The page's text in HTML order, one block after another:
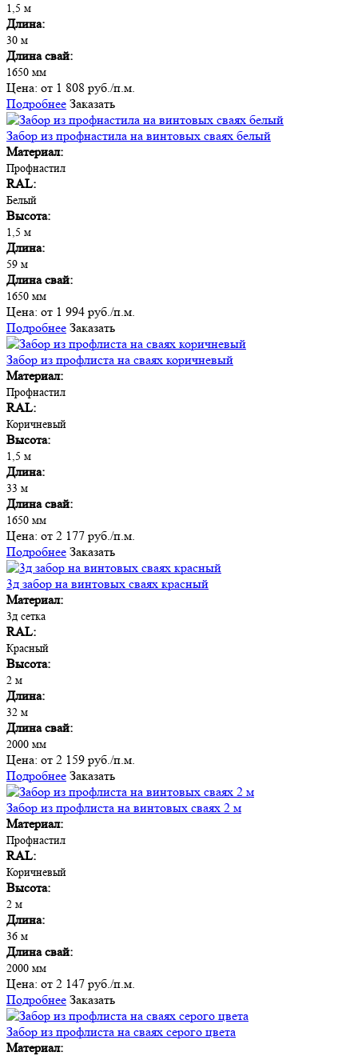
1,5 м
Длина:
30 м
Длина свай:
1650 мм
Цена: от 1 808 руб./п.м.
Подробнее Заказать
Забор из профнастила на винтовых сваях белый
Материал:
Профнастил
RAL:
Белый
Высота:
1,5 м
Длина:
59 м
Длина свай:
1650 мм
Цена: от 1 994 руб./п.м.
Подробнее Заказать
Забор из профлиста на сваях коричневый
Материал:
Профнастил
RAL:
Коричневый
Высота:
1,5 м
Длина:
33 м
Длина свай:
1650 мм
Цена: от 2 177 руб./п.м.
Подробнее Заказать
3д забор на винтовых сваях красный
Материал:
3д сетка
RAL:
Красный
Высота:
2 м
Длина:
32 м
Длина свай:
2000 мм
Цена: от 2 159 руб./п.м.
Подробнее Заказать
Забор из профлиста на винтовых сваях 2 м
Материал:
Профнастил
RAL:
Коричневый
Высота:
2 м
Длина:
36 м
Длина свай:
2000 мм
Цена: от 2 147 руб./п.м.
Подробнее Заказать
Забор из профлиста на сваях серого цвета
Материал: